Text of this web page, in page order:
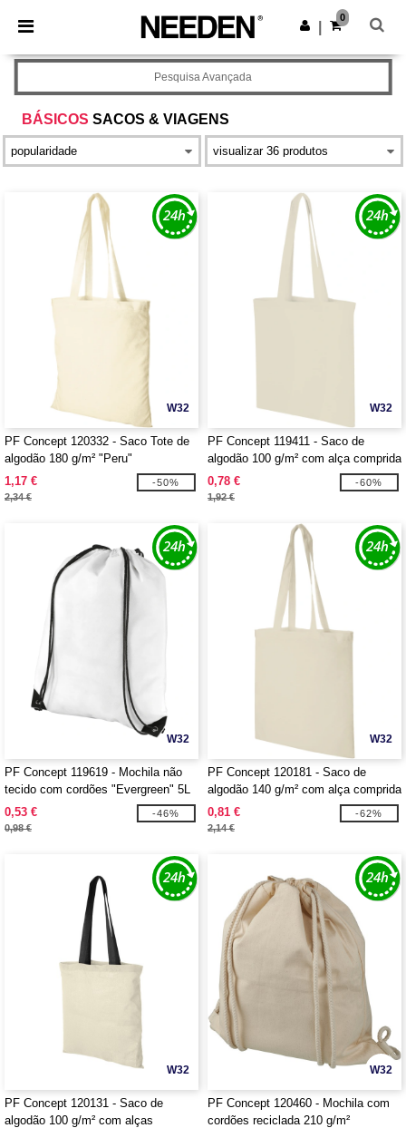
× App Needen
Melhores preços na app!
Obter app
0
BÁSICOS SACOS & VIAGENS
Pesquisa Avançada
W32
PF Concept 120332 - Saco Tote de
algodão 180 g/m² "Peru"
1,17 €
2,34 €
-50%
W32
PF Concept 119411 - Saco de
algodão 100 g/m² com alça comprida
"Carolina"
0,78 €
1,92 €
-60%
W32
PF Concept 119619 - Mochila não
tecido com cordões "Evergreen" 5L
0,53 €
0,98 €
-46%
W32
PF Concept 120181 - Saco de
algodão 140 g/m² com alça comprida
"Madras"
0,81 €
2,14 €
-62%
W32
PF Concept 120131 - Saco de
algodão 100 g/m² com alças
W32
PF Concept 120460 - Mochila com
cordões reciclada 210 g/m²